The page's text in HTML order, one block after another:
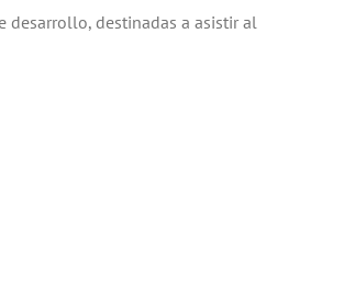
desarrollo, destinadas a asistir al